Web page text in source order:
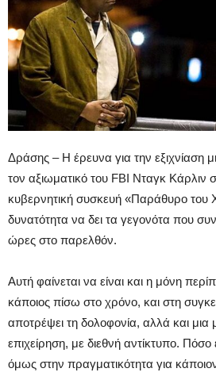
Δράσης – Η έρευνα για την εξιχνίαση
τον αξιωματικό του FBI Νταγκ Κάρλιν
κυβερνητική συσκευή «Παράθυρο του
δυνατότητα να δει τα γεγονότα που
ώρες στο παρελθόν.
Αυτή φαίνεται να είναι και η μόνη
κάποιος πίσω στο χρόνο, και στη
αποτρέψει τη δολοφονία, αλλά και μια
επιχείρηση, με διεθνή αντίκτυπο. Πόσο
όμως στην πραγματικότητα για